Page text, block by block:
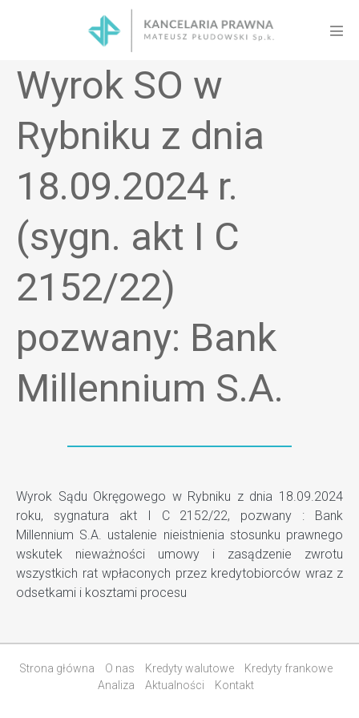
Wyrok SO w
Rybniku z dnia
18.09.2024 r.
(sygn. akt I C
2152/22)
pozwany: Bank
Millennium S.A.
Wyrok Sądu Okręgowego w Rybniku z dnia 18.09.2024
roku, sygnatura akt I C 2152/22, pozwany : Bank
Millennium S.A. ustalenie nieistnienia stosunku prawnego
wskutek nieważności umowy i zasądzenie zwrotu
wszystkich rat wpłaconych przez kredytobiorców wraz z
odsetkami i kosztami procesu
Strona główna O nas Kredyty walutowe
Kredyty frankowe
Analiza
Aktualności Kontakt